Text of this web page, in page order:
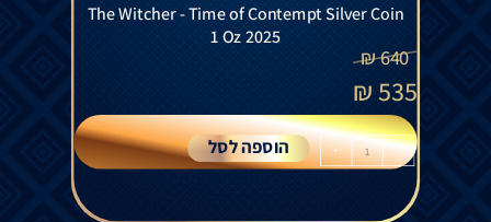
The Witcher - Time of Contempt Silver Coin
1 Oz 2025
640
₪
535
₪
-
+ הוספה לסל